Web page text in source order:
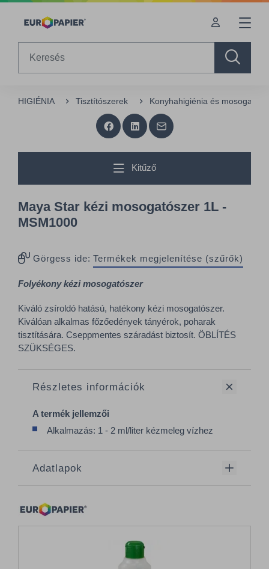
Table Of Content
HIGIÉNIA Tisztítószerek Konyhahigiénia és mosogatás
Kitűző
Maya Star kézi mosogatószer 1L -
MSM1000
Görgess ide: Termékek megjelenítése (szűrők)
Folyékony kézi mosogatószer
Kiváló zsíroldó hatású, hatékony kézi mosogatószer.
Kiválóan alkalmas főzőedények tányérok, poharak
tisztítására. Cseppmentes száradást biztosít. ÖBLÍTÉS
SZÜKSÉGES.
Részletes információk
A termék jellemzői
Alkalmazás: 1 - 2 ml/liter kézmeleg vízhez
Adatlapok